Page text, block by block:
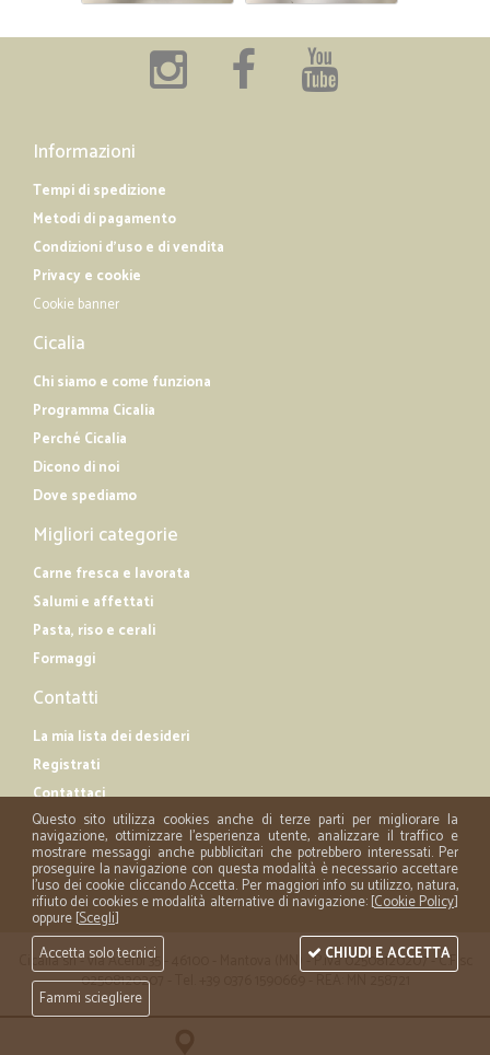
Informazioni
Tempi di spedizione
Metodi di pagamento
Condizioni d'uso e di vendita
Privacy e cookie
Cookie banner
Cicalia
Chi siamo e come funziona
Programma Cicalia
Perché Cicalia
Dicono di noi
Dove spediamo
Migliori categorie
Carne fresca e lavorata
Salumi e affettati
Pasta, riso e cerali
Formaggi
Contatti
La mia lista dei desideri
Registrati
Contattaci
Cicalia srl - via Acerbi 35 - 46100 - Mantova (MN) - P.iva 02508120207 - C.Fisc
02508120207 - Tel. +39 0376 1590669 - REA: MN 258721
Questo sito utilizza cookies anche di terze parti per migliorare la
navigazione, ottimizzare l'esperienza utente, analizzare il traffico e
mostrare messaggi anche pubblicitari che potrebbero interessati. Per
proseguire la navigazione con questa modalità è necessario accettare
l'uso dei cookie cliccando Accetta. Per maggiori info su utilizzo, natura,
rifiuto dei cookies e modalità alternative di navigazione: [Cookie Policy]
oppure [Scegli]
Accetta solo tecnici
Fammi sciegliere
CHIUDI E ACCETTA